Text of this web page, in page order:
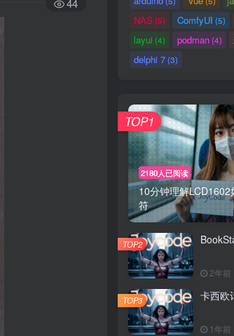
44
NAS (5) ComfyUI (5)
layui (4) podman(4)
delphi 7(3)
2180人已阅读
10分钟理解
符
TOP1
2年前
TOP2
卡西欧
1年前
TOP3